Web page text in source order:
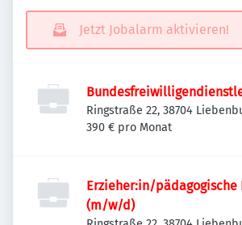
Jetzt Jobalarm aktivieren!
Ringstraße 22, 38704
Deutschland
390 € pro Monat
Erzieher:in/pädagogische
(m/w/d)